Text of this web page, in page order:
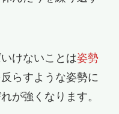
けないことは姿勢
らすような姿勢に
が強くなります。